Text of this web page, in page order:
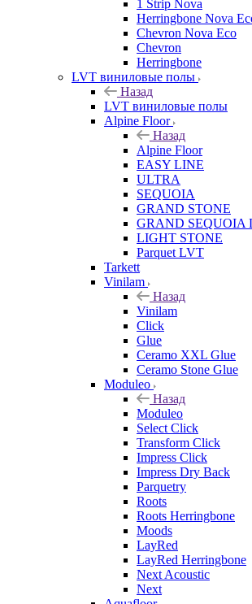
1 Strip Nova
Herringbone Nova
Chevron Nova Eco
Chevron
Herringbone
LVT виниловые полы
Назад
LVT виниловые полы
Alpine Floor
Назад
Alpine Floor
EASY LINE
ULTRA
SEQUOIA
GRAND STONE
GRAND SEQUOIA
LIGHT STONE
Parquet LVT
Tarkett
Vinilam
Назад
Vinilam
Click
Glue
Ceramo XXL Glue
Ceramo Stone Glue
Moduleo
Назад
Moduleo
Select Click
Transform Click
Impress Click
Impress Dry Back
Parquetry
Roots
Roots Herringbone
Moods
LayRed
LayRed Herringbone
Next Acoustic
Next